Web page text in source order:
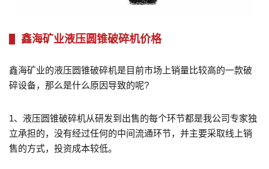
鑫海矿业液压圆锥破碎机价格
鑫海矿业的液压圆锥破碎机是目前市场上销量比较高的一款破
碎设备，那么是什么原因导致的呢?
1、液压圆锥破碎机从研发到出售的每个环节都是我公司专家独
立承担的，没有经过任何的中间流通环节，并主要采取线上销
售的方式，投资成本较低。